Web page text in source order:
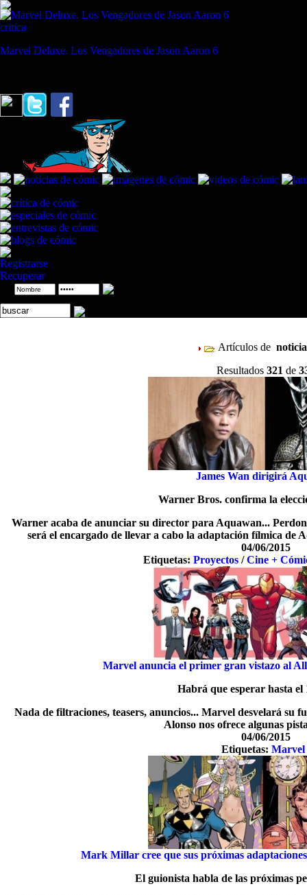
critica
Marvel Deluxe. Los Vengadores de Jason Aaron 6
Registrarse
Recuperar
Artículos de
Resultados 321 de
James Wan dirigirá
Warner Bros. confirma la
Warner acaba de anunciar su director para Aquawan...
será el encargado de llevar a cabo la adaptación fílmica de
04/06/2015
Etiquetas: Proyectos /Cine +
Marvel anuncia el primer gran vistazo al
Habrá que esperar hasta el
Nada de filtraciones, teasers, anuncios... Marvel desvelará su
Alonso nos ofrece algunas
04/06/2015
Etiquetas: Marvel
Mark Millar cree que sus próximas
El guionista habla de las próximas